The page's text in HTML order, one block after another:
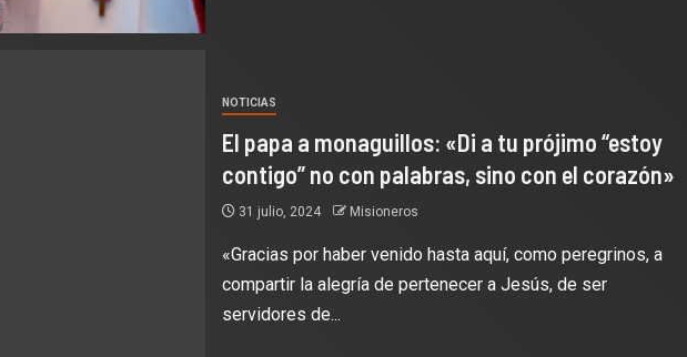
NOTICIAS
El papa a monaguillos: «Di a tu prójimo “estoy
contigo” no con palabras, sino con el corazón»
31 julio, 2024 Misioneros
«Gracias por haber venido hasta aquí, como peregrinos, a
compartir la alegría de pertenecer a Jesús, de ser
servidores de...